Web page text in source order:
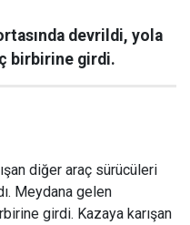
devrildi, yola
birbirine girdi.
diğer araç sürücüleri
Meydana gelen
girdi. Kazaya karışan